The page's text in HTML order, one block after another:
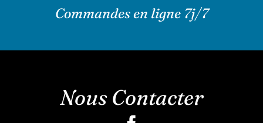
Commandes en ligne 7j/7
Nous Contacter